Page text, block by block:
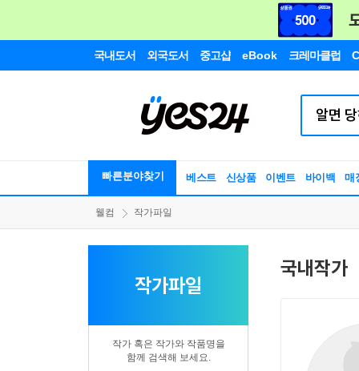
국내도서 외국도서 중고샵 eBook 크레마클럽
빠른분야찾기 베스트 신상품 이벤트 바이백 매
웰컴 작가파일
작가파일
작가 혹은 작가와 작품명을
함께 검색해 보세요.
국내작가